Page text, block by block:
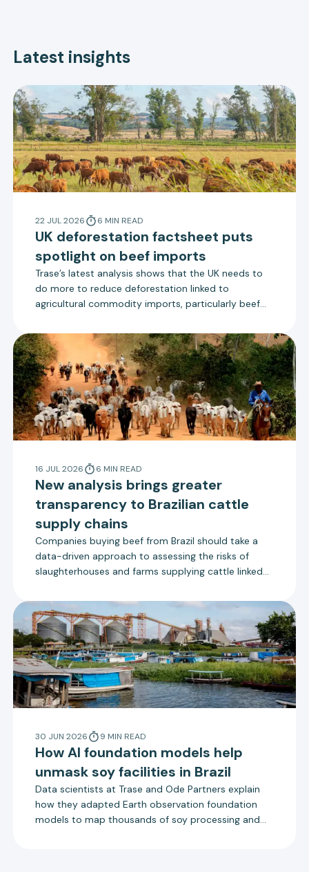
Latest insights
22 JUL 2026 6 MIN READ
UK deforestation factsheet puts
spotlight on beef imports
Trase’s latest analysis shows that the UK needs to
do more to reduce deforestation linked to
agricultural commodity imports, particularly beef
new measures to reduce deforestation that align
more closely with the EU Deforestation Regulation.
16 JUL 2026 6 MIN READ
New analysis brings greater
transparency to Brazilian cattle
supply chains
Companies buying beef from Brazil should take a
data-driven approach to assessing the risks of
slaughterhouses and farms supplying cattle linked
Trase.
30 JUN 2026 9 MIN READ
How AI foundation models help
unmask soy facilities in Brazil
Data scientists at Trase and Ode Partners explain
how they adapted Earth observation foundation
models to map thousands of soy processing and